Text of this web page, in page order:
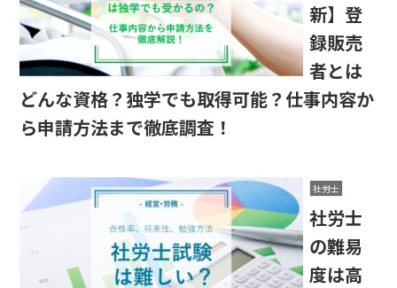
新】登
録販売
者とは
どんな資格？独学でも取得可能？仕事内容か
ら申請方法まで徹底調査！
社労士
社労士
の難易
度は高